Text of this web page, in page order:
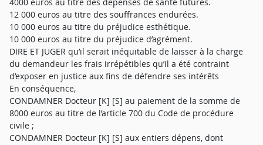
12 000 euros au titre des souffrances endurées.
10 000 euros au titre du préjudice esthétique.
10 000 euros au titre du préjudice d’agrément.
DIRE ET JUGER qu’il serait inéquitable de laisser à la charge
du demandeur les frais irrépétibles qu’il a été contraint
d’exposer en justice aux fins de défendre ses intérêts
En conséquence,
CONDAMNER Docteur [K] [S] au paiement de la somme de
8000 euros au titre de l’article 700 du Code de procédure
civile ;
CONDAMNER Docteur [K] [S] aux entiers dépens, dont